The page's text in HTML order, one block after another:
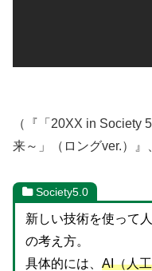
（『「20XX in Society
来～」（ロングver.）』
Society5.0
新しい技術を使って
の考え方。
具体的には、 AI（人